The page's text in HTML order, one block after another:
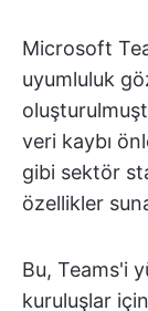
Microsoft
uyumluluk
veri kaybı
gibi sektör
özellikler
Bu, Teams'i
kuruluşlar